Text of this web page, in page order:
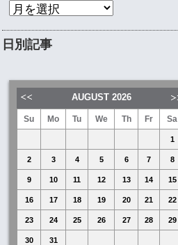
日別記事
AUGUST 2026
Su Mo Tu We Th Fr Sa
1
2 3 4 5 6 7 8
9 10 11 12 13 14 15
16 17 18 19 20 21 22
23 24 25 26 27 28 29
30 31